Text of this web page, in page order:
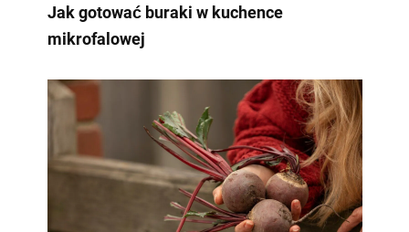
Jak gotować buraki w kuchence
mikrofalowej